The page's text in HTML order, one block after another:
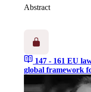
Abstract
147 - 161 EU
global framework